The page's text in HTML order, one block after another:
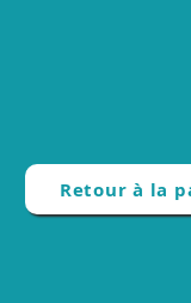
Retour à la